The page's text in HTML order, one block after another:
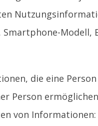
Modell,
die eine
Person
von